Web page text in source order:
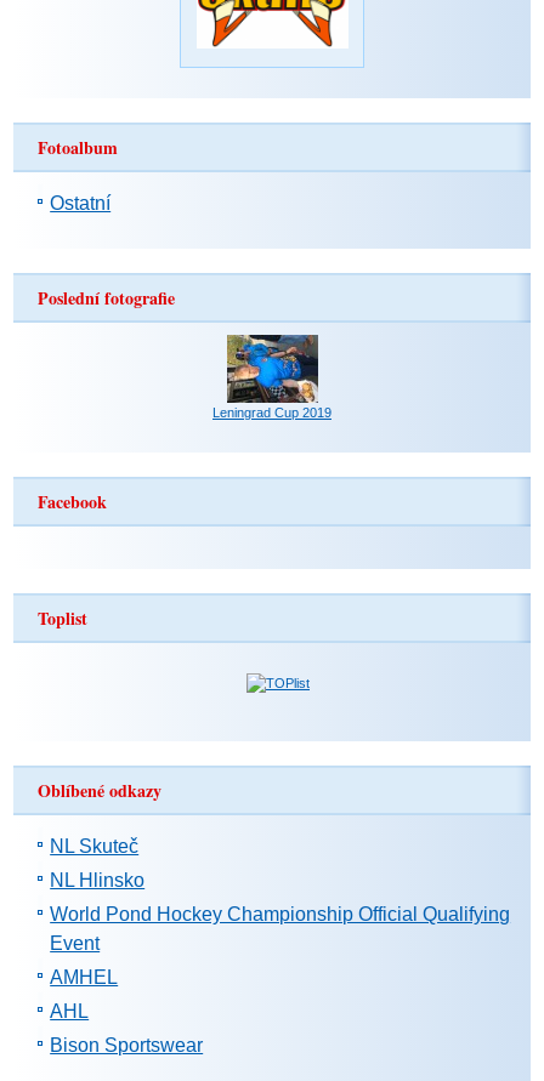
Fotoalbum
Ostatní
Poslední fotografie
Leningrad Cup 2019
Facebook
Toplist
Oblíbené odkazy
NL Skuteč
NL Hlinsko
World Pond Hockey Championship Official Qualifying
Event
AMHEL
AHL
Bison Sportswear